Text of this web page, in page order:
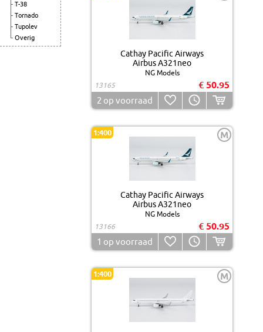
T-38
Tornado
Tupolev
Overig
Cathay Pacific Airways
Airbus A321neo
NG Models
13165
€ 50.95
2 op voorraad
1:400 M
Cathay Pacific Airways
Airbus A321neo
NG Models
13166
€ 50.95
1 op voorraad
1:400 M